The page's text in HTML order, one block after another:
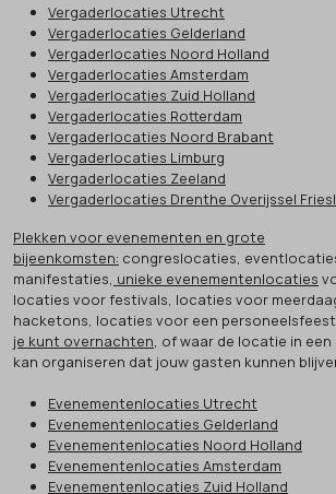
Vergaderlocaties Utrecht
Vergaderlocaties Gelderland
Vergaderlocaties Noord Holland
Vergaderlocaties Amsterdam
Vergaderlocaties Zuid Holland
Vergaderlocaties Rotterdam
Vergaderlocaties Noord Brabant
Vergaderlocaties Limburg
Vergaderlocaties Zeeland
Vergaderlocaties Drenthe Overijssel
Plekken voor evenementen en grote
bijeenkomsten: congreslocaties,
manifestaties, unieke evenementenlocaties
locaties voor festivals, locaties voor
hacketons, locaties voor een
je kunt overnachten, of waar de locatie in
kan organiseren dat jouw gasten kunnen
Evenementenlocaties Utrecht
Evenementenlocaties Gelderland
Evenementenlocaties Noord Holland
Evenementenlocaties Amsterdam
Evenementenlocaties Zuid Holland